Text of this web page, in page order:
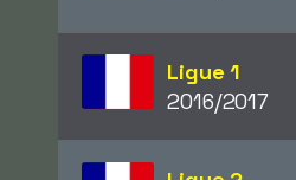
Ligue 1
2016/2017